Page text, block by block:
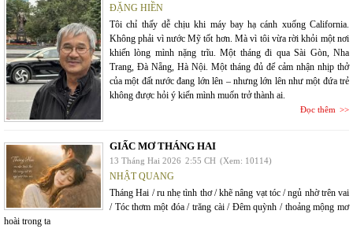
ĐẶNG HIỀN
Tôi chỉ thấy dễ chịu khi máy bay hạ cánh xuống California.
Không phải vì nước Mỹ tốt hơn. Mà vì tôi vừa rời khỏi một nơi
khiến lòng mình nặng trĩu. Một tháng đi qua Sài Gòn, Nha
Trang, Đà Nẵng, Hà Nội. Một tháng đủ để cảm nhận nhịp thở
của một đất nước đang lớn lên – nhưng lớn lên như một đứa trẻ
không được hỏi ý kiến mình muốn trở thành ai.
Đọc thêm
GIẤC MƠ THÁNG HAI
13 Tháng Hai 2026 2:55 CH (Xem: 10114)
NHẬT QUANG
Tháng Hai / ru nhẹ tình thơ / khẽ nâng vạt tóc / ngủ nhờ trên vai
/ Tóc thơm một đóa / trăng cài / Đêm quỳnh / thoảng mộng mơ
hoài trong ta